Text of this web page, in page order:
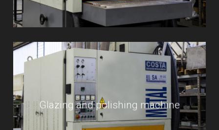
Glazing and polishing machine